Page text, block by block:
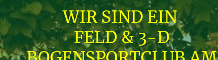
WIR SIND EIN
FELD & 3-D